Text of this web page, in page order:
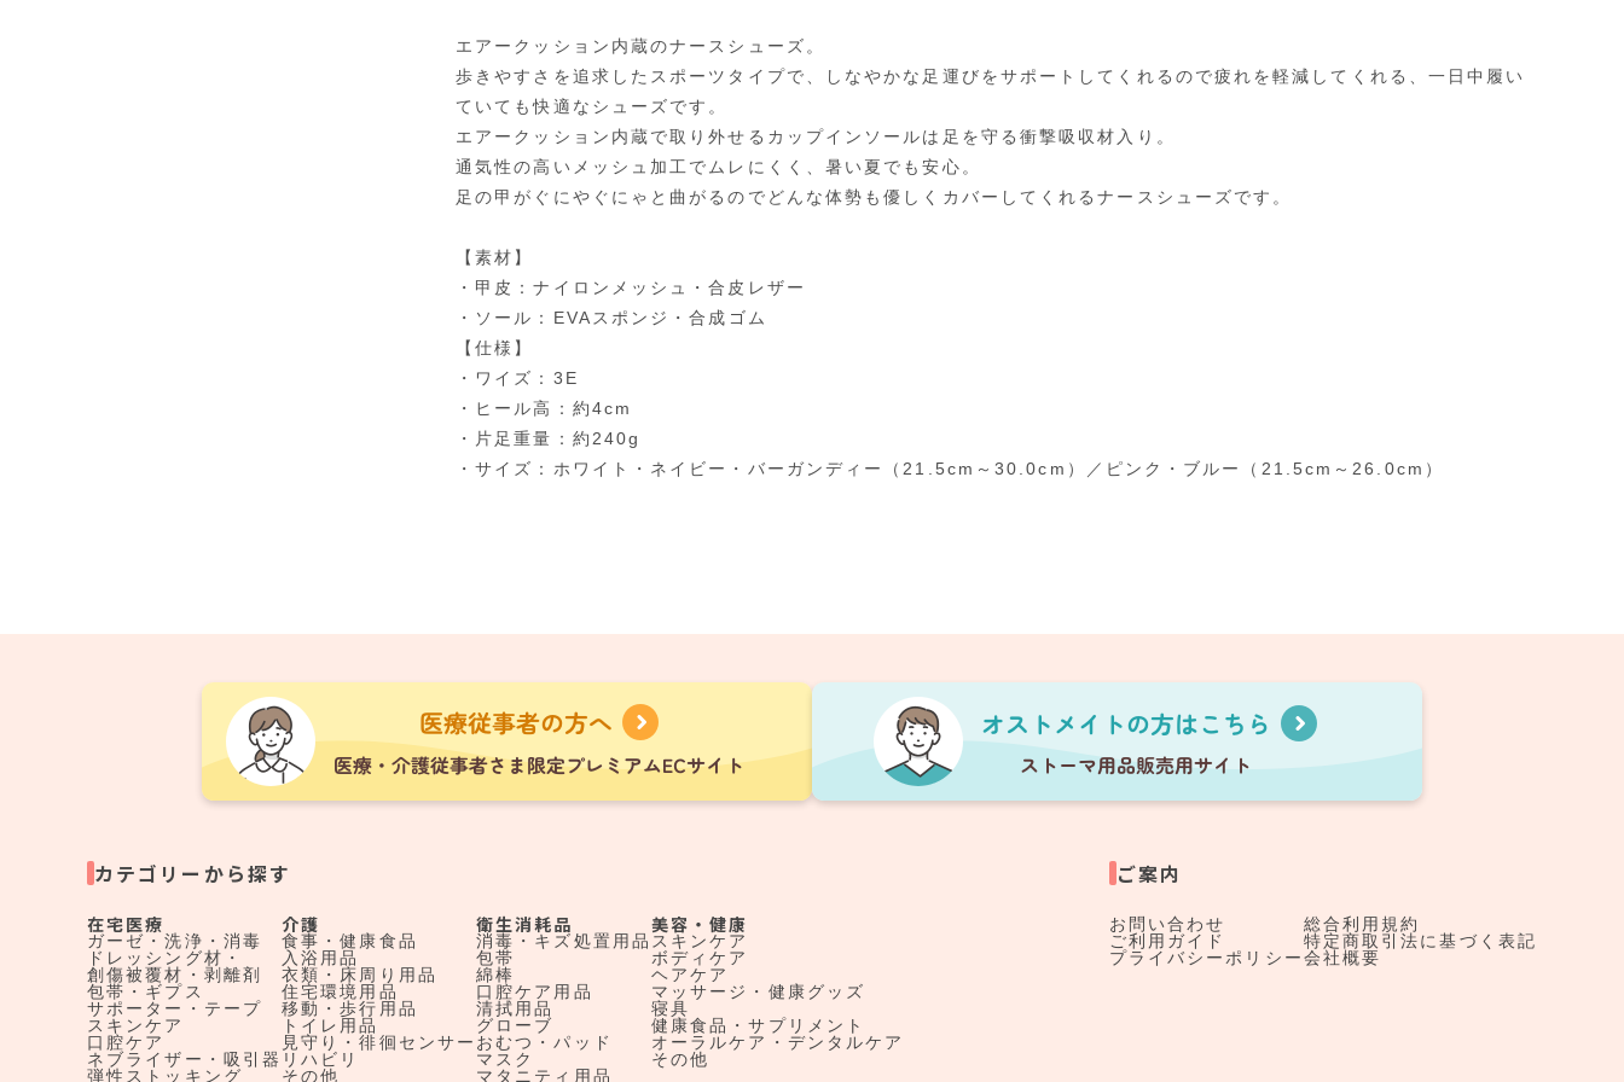
エアークッション内蔵のナースシューズ。
歩きやすさを追求したスポーツタイプで、しなやかな足運びをサポートしてくれるので疲れを軽減してくれる、一日中履い
ていても快適なシューズです。
エアークッション内蔵で取り外せるカップインソールは足を守る衝撃吸収材入り。
通気性の高いメッシュ加工でムレにくく、暑い夏でも安心。
足の甲がぐにやぐにゃと曲がるのでどんな体勢も優しくカバーしてくれるナースシューズです。
【素材】
・甲皮：ナイロンメッシュ・合皮レザー
・ソール：EVAスポンジ・合成ゴム
【仕様】
・ワイズ：3E
・ヒール高：約4cm
・片足重量：約240g
・サイズ：ホワイト・ネイビー・バーガンディー（21.5cm～30.0cm）／ピンク・ブルー（21.5cm～26.0cm）
カテゴリーから探す
在宅医療
ガーゼ・洗浄・消毒
ドレッシング材・
創傷被覆材・剥離剤
包帯・ギプス
サポーター・テープ
スキンケア
口腔ケア
ネブライザー・吸引器
弾性ストッキング
介護
食事・健康食品
入浴用品
衣類・床周り用品
住宅環境用品
移動・歩行用品
トイレ用品
見守り・徘徊センサー
リハビリ
その他
衛生消耗品
消毒・キズ処置用品
包帯
綿棒
口腔ケア用品
清拭用品
グローブ
おむつ・パッド
マスク
マタニティ用品
美容・健康
スキンケア
ボディケア
ヘアケア
マッサージ・健康グッズ
寝具
健康食品・サプリメント
オーラルケア・デンタルケア
その他
ご案内
お問い合わせ
ご利用ガイド
プライバシーポリシー
総合利用規約
特定商取引法に基づく表記
会社概要